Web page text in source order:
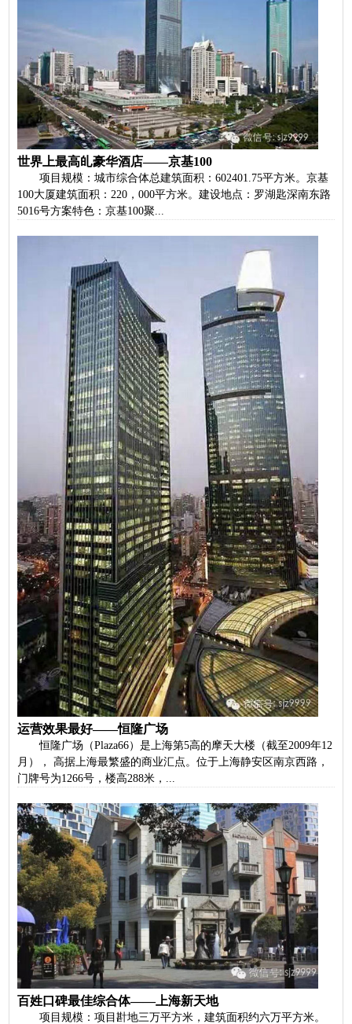
世界上最高癿豪华酒店——京基100
项目规模：城市综合体总建筑面积：602401.75平方米。京基
100大厦建筑面积：220，000平方米。建设地点：罗湖匙深南东路
5016号方案特色：京基100聚...
运营效果最好——恒隆广场
恒隆广场（Plaza66）是上海第5高的摩天大楼（截至2009年12
月）， 高据上海最繁盛的商业汇点。位于上海静安区南京西路，
门牌号为1266号，楼高288米，...
百姓口碑最佳综合体——上海新天地
项目规模：项目卙地三万平方米，建筑面积约六万平方米。